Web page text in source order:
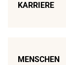
KARRIERE
MENSCHEN